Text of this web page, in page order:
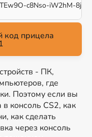
c8Nso-iW2hM-
код прицела
- ПК,
где
Поэтому если вы
в консоль CS2, как
как сделать
через консоль